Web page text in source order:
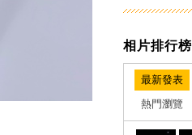
相片排行榜
最新發表
熱門瀏覽